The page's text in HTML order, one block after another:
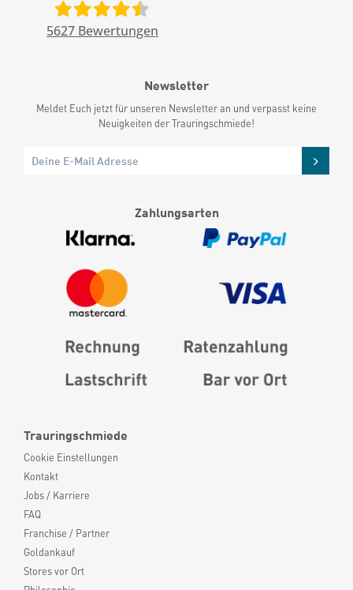
Trauringschmiede
Cookie Einstellungen
Kontakt
Jobs / Karriere
FAQ
Franchise / Partner
Goldankauf
Stores vor Ort
5627 Bewertungen
Newsletter
Meldet Euch jetzt für unseren Newsletter an und verpasst keine
Neuigkeiten der Trauringschmiede!
Zahlungsarten